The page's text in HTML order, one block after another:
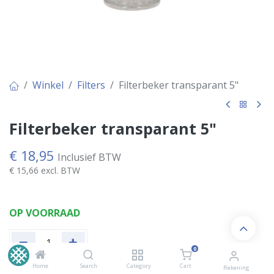
Home Search Category
0
Cart Rekening
Winkel Filters Filterbeker transparant 5"
Filterbeker transparant 5"
€ 18,95 Inclusief BTW
€ 15,66 excl. BTW
OP VOORRAAD